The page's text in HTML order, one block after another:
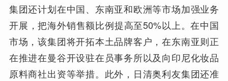
集团还计划在中国、东南亚和欧洲等市场加强业务
开展，把海外销售额比例提高至50%以上。在中国
市场，该集团将开拓本土品牌客户，在东南亚则正
在推进在曼谷开设驻在员事务所以及向印尼化妆品
原料商社出资等举措。此外，日清奥利友集团还准